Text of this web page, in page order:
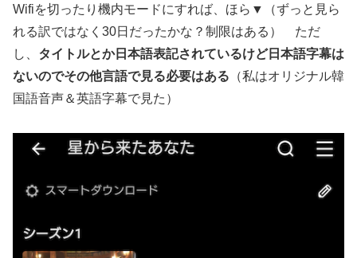
Wifiを切ったり機内モードにすれば、ほら▼（ずっと見ら
れる訳ではなく30日だったかな？制限はある） ただ
し、 タイトルとか日本語表記されているけど日本語字幕は
ないのでその他言語で見る必要はある （私はオリジナル韓
国語音声＆英語字幕で見た）